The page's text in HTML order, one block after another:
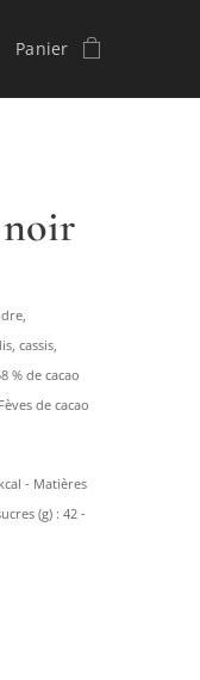
Panier
noir
cassis,
% de cacao
de cacao
- Matières
(g) : 42 -